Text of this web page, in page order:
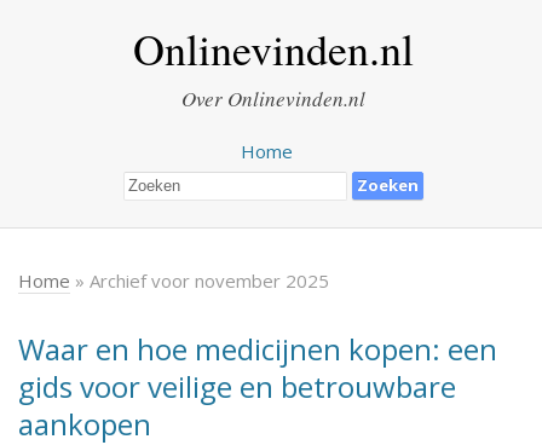
Onlinevinden.nl
Over Onlinevinden.nl
Home
Home » Archief voor november 2025
Waar en hoe medicijnen kopen: een
gids voor veilige en betrouwbare
aankopen